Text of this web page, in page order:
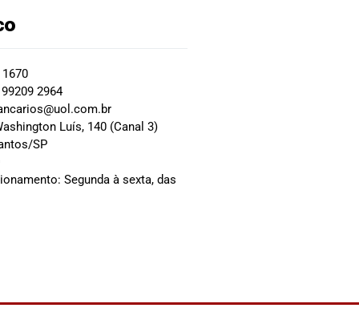
2964
Luís, 140 (Canal 3)
SP
Segunda à sexta, das